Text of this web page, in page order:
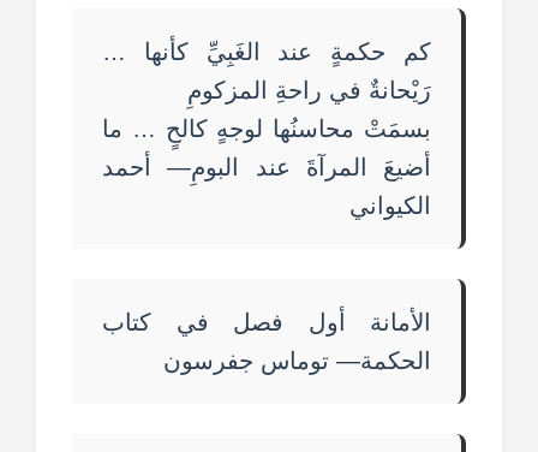
كم حكمةٍ عند الغَبِيِّ كأنها …
رَيْحانةٌ في راحةِ المزكومِ
بسمَتْ محاسنُها لوجهٍ كالحٍ … ما
أضيعَ المرآةَ عند البومِ— أحمد
الكيواني
الأمانة أول فصل في كتاب
الحكمة— توماس جفرسون